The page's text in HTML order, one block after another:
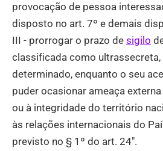
provocação de pessoa
disposto no art. 7º e demais
III - prorrogar o prazo de sigilo
classificada como
determinado, enquanto o seu
puder ocasionar ameaça
ou à integridade do território
às relações internacionais do
previsto no § 1º do art. 24".